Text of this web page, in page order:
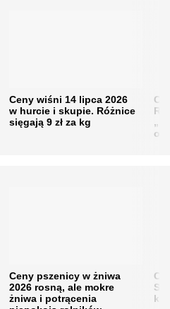
Ceny wiśni 14 lipca 2026
w hurcie i skupie. Różnice
sięgają 9 zł za kg
Ceny pszenicy w żniwa
2026 rosną, ale mokre
żniwa i potrącenia